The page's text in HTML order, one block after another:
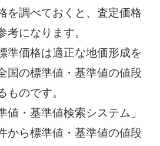
を調べておくと、査定価格
考になります。
準価格は適正な地価形成を
国の標準値・基準値の値段
ものです。
値・基準値検索システム」
から標準値・基準値の値段